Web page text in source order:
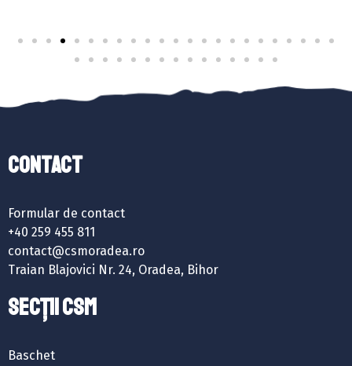
Contact
Formular de contact
+40 259 455 811
contact@csmoradea.ro
Traian Blajovici Nr. 24, Oradea, Bihor
SECȚII CSM
Baschet